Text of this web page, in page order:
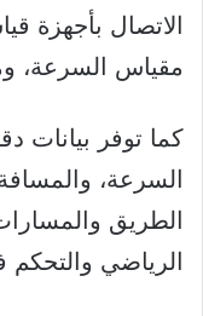
الاتصال بأجهزة
مقياس السرعة،
كما توفر بيانات
السرعة،
الطريق
الرياضي والتحكم